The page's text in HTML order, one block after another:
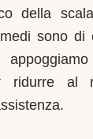
della
sono di
ridurre al